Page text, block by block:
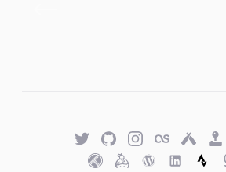
TwitterGitHubTwitterLast.fm
TraktKeybaseWordPress